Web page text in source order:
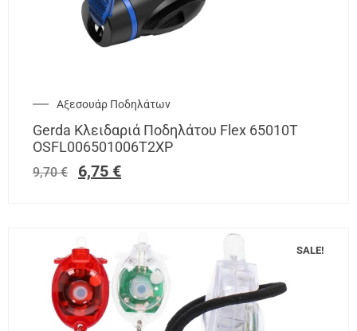
Αξεσουάρ Ποδηλάτων
Gerda Κλειδαριά Ποδηλάτου Flex 65010T
OSFL006501006T2XP
9,70€ 6,75 €
SALE!